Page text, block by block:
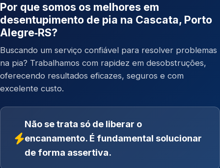
Por que somos os melhores em
desentupimento de pia na Cascata, Porto
Alegre‑RS?
Buscando um serviço confiável para resolver problemas
na pia? Trabalhamos com rapidez em desobstruções,
oferecendo resultados eficazes, seguros e com
excelente custo.
Não se trata só de liberar o
encanamento. É fundamental solucionar
de forma assertiva.